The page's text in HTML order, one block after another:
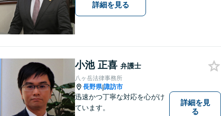
詳細を見る
小池 正喜 弁護士
八ヶ岳法律事務所
長野県|諏訪市
迅速かつ丁寧な対応を心がけ
ています。
詳細を見
る